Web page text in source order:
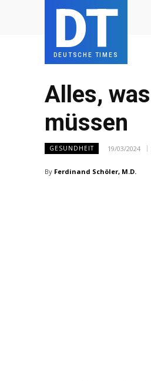
DT
DEUTSCHE TIMES
Alles,
müssen
GESUNDHEIT 19/03/2024
By Ferdinand Schöler, M.D.